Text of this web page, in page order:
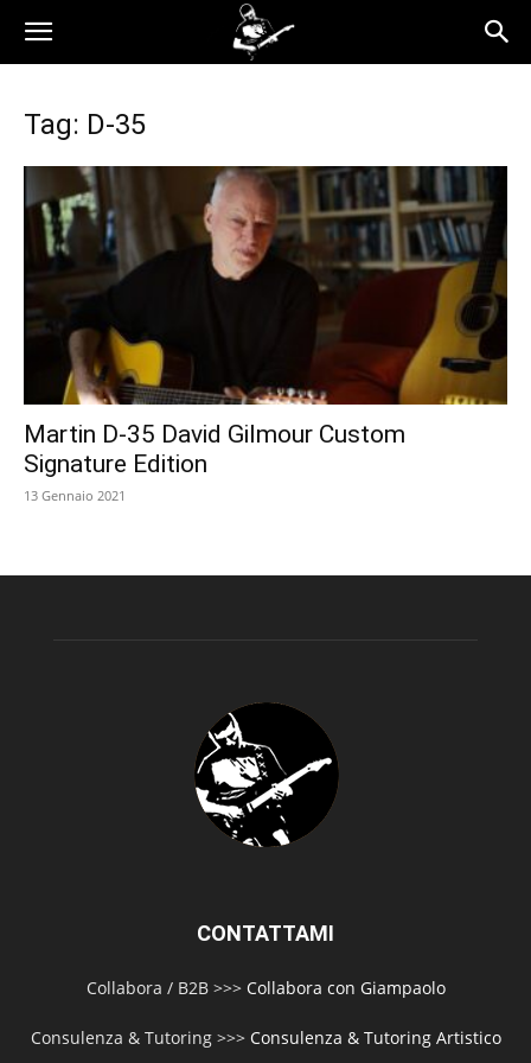
Tag: D-35
Martin D-35 David Gilmour Custom
Signature Edition
13 Gennaio 2021
CONTATTAMI
Collabora / B2B >>> Collabora con Giampaolo
Consulenza & Tutoring >>> Consulenza & Tutoring Artistico